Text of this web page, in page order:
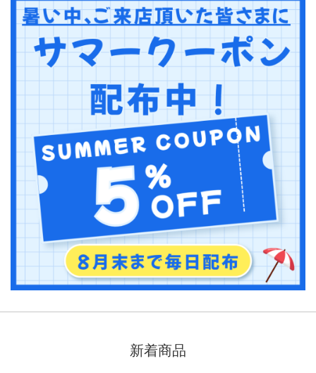
新着商品